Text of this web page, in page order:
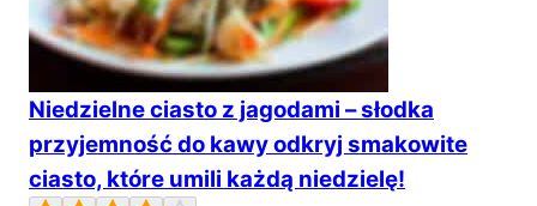
Niedzielne ciasto z jagodami – słodka
przyjemność do kawy odkryj smakowite
ciasto, które umili każdą niedzielę!